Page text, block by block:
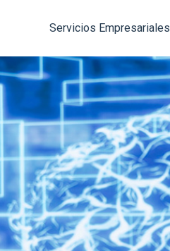
Pasar al contenido principal
Servicios Empresariales